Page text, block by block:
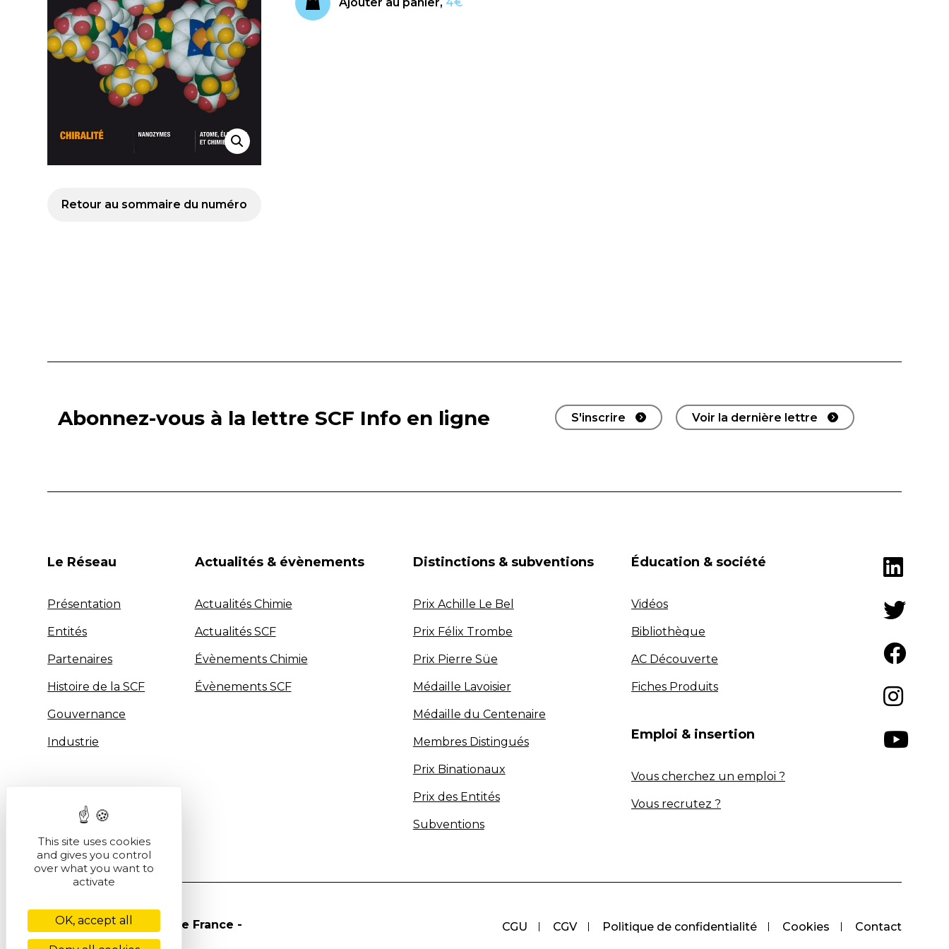
Retour au sommaire du numéro
Abonnez-vous à la lettre SCF Info en ligne S'inscrire Voir la dernière lettre
Le Réseau
Présentation
Entités
Partenaires
Histoire de la SCF
Gouvernance
Industrie
Actualités & évènements
Actualités Chimie
Actualités SCF
Évènements Chimie
Évènements SCF
Distinctions & subventions
Prix Achille Le Bel
Prix Félix Trombe
Prix Pierre Süe
Médaille Lavoisier
Médaille du Centenaire
Membres Distingués
Prix Binationaux
Prix des Entités
Subventions
Éducation & société
Vidéos
Bibliothèque
AC Découverte
Fiches Produits
Emploi & insertion
Vous cherchez un emploi ?
Vous recrutez ?
CGU CGV Politique de confidentialité Cookies Contact
© Société Chimique de France -
This site uses cookies
and gives you control
over what you want to
activate
OK, accept all